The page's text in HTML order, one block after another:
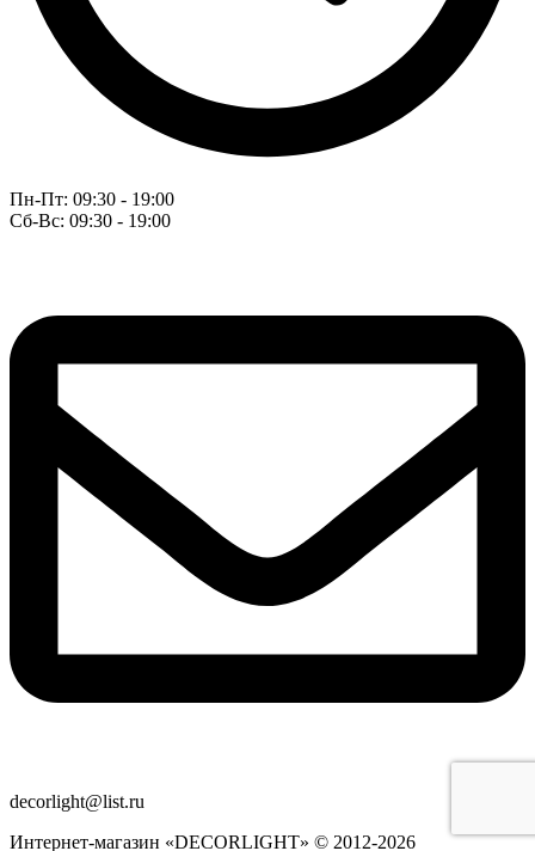
Пн-Пт: 09:30 - 19:00
Сб-Вс: 09:30 - 19:00
decorlight@list.ru
Интернет-магазин «DECORLIGHT» © 2012-2026